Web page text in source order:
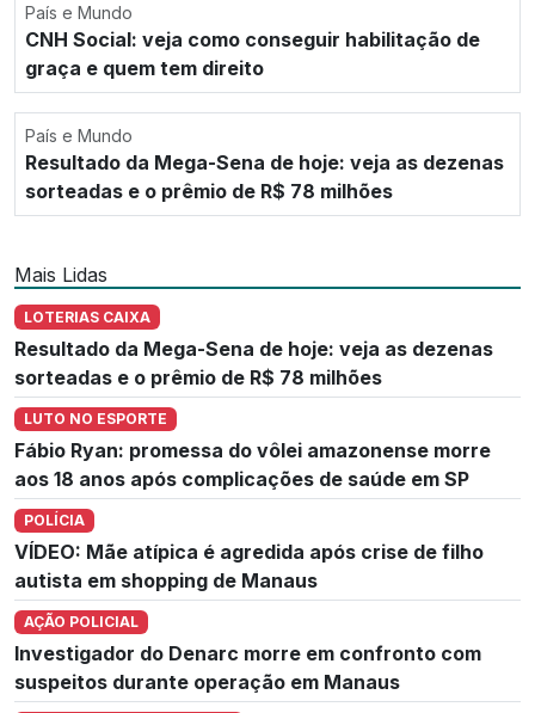
País e Mundo
CNH Social: veja como conseguir habilitação de
graça e quem tem direito
País e Mundo
Resultado da Mega-Sena de hoje: veja as dezenas
sorteadas e o prêmio de R$ 78 milhões
Mais Lidas
LOTERIAS CAIXA
Resultado da Mega-Sena de hoje: veja as dezenas
sorteadas e o prêmio de R$ 78 milhões
LUTO NO ESPORTE
Fábio Ryan: promessa do vôlei amazonense morre
aos 18 anos após complicações de saúde em SP
POLÍCIA
VÍDEO: Mãe atípica é agredida após crise de filho
autista em shopping de Manaus
AÇÃO POLICIAL
Investigador do Denarc morre em confronto com
suspeitos durante operação em Manaus